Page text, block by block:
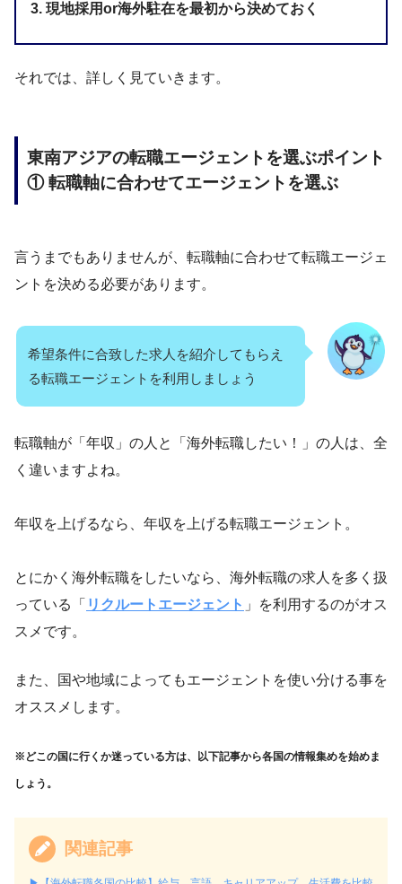
3. 現地採用or海外駐在を最初から決めておく
それでは、詳しく見ていきます。
東南アジアの転職エージェントを選ぶポイント
① 転職軸に合わせてエージェントを選ぶ
言うまでもありませんが、転職軸に合わせて転職エージェ
ントを決める必要があります。
希望条件に合致した求人を紹介してもらえ
る転職エージェントを利用しましょう
転職軸が「年収」の人と「海外転職したい！」の人は、全
く違いますよね。
年収を上げるなら、年収を上げる転職エージェント。
とにかく海外転職をしたいなら、海外転職の求人を多く扱
っている「 リクルートエージェント 」を利用するのがオス
スメです。
また、国や地域によってもエージェントを使い分ける事を
オススメします。
※どこの国に行くか迷っている方は、以下記事から各国の情報集めを始めま
しょう。
関連記事